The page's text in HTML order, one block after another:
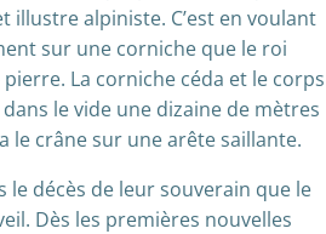
illustre alpiniste. C’est en voulant
sur une corniche que le roi
La corniche céda et le corps
le vide une dizaine de mètres
le crâne sur une arête saillante.
le décès de leur souverain que le
Dès les premières nouvelles